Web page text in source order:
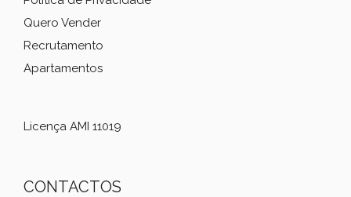
Quero Vender
Recrutamento
Apartamentos
Licença AMI 11019
CONTACTOS